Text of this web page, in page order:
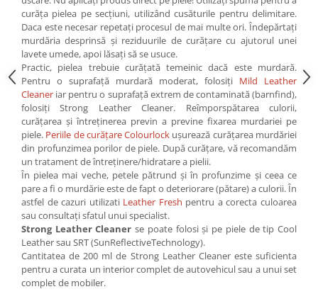
curăța pielea pe secțiuni, utilizând cusăturile pentru delimitare.
Daca este necesar repetați procesul de mai multe ori. Îndepărtați
murdăria desprinsă și reziduurile de curățare cu ajutorul unei
lavete umede, apoi lăsați să se usuce.
Practic, pielea trebuie curățată temeinic dacă este murdară.
Pentru o suprafață murdară moderat, folosiți Mild Leather
Cleaner iar pentru o suprafață extrem de contaminată (barnfind),
folosiți Strong Leather Cleaner. Reîmporspătarea culorii,
curățarea și întreținerea previn a previne fixarea murdariei pe
piele. Periile de curățare Colourlock ușurează curățarea murdăriei
din profunzimea porilor de piele. După curățare, vă recomandăm
un tratament de întreținere/hidratare a pielii.
În pielea mai veche, petele pătrund și în profunzime și ceea ce
pare a fi o murdărie este de fapt o deteriorare (pătare) a culorii. În
astfel de cazuri utilizati Leather Fresh pentru a corecta culoarea
sau consultați sfatul unui specialist.
Strong Leather Cleaner se poate folosi și pe piele de tip Cool
Leather sau SRT (SunReflectiveTechnology).
Cantitatea de 200 ml de Strong Leather Cleaner este suficienta
pentru a curata un interior complet de autovehicul sau a unui set
complet de mobiler.